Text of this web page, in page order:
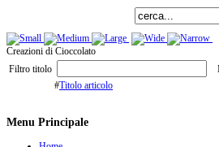
Creazioni di Cioccolato
Filtro titolo
#Titolo articolo
Menu Principale